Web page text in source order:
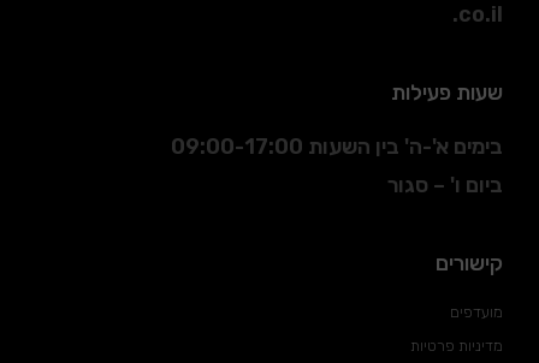
.co.il
שעות פעילות
בימים א'-ה' בין השעות 09:00-17:00
ביום ו' – סגור
קישורים
מועדפים
מדיניות פרטיות